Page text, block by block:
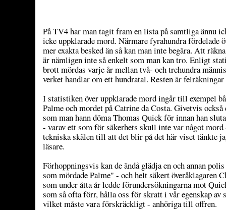
På TV4 har man tagit fram en lista på samtliga ännu
icke uppklarade mord. Närmare fyrahundra fördelade
mer exakta besked än så kan man inte begära. Att
är nämligen inte så enkelt som man kan tro. Enligt
brott mördas varje år mellan två- och trehundra
verket handlar om ett hundratal. Resten är
I statistiken över uppklarade mord ingår till exempel
Palme och mordet på Catrine da Costa. Givetvis också
som man hann döma Thomas Quick för innan han
- varav ett som för säkerhets skull inte var något mord
tekniska skälen till att det blir på det här viset tänkte
läsare.
Förhoppningsvis kan de ändå glädja en och annan
som mördade Palme" - och helt säkert överåklagaren
som under åtta år ledde förundersökningarna mot
som så ofta förr, hålla oss för skratt i vår egenskap av
vilket måste vara förskräckligt - anhöriga till offren.